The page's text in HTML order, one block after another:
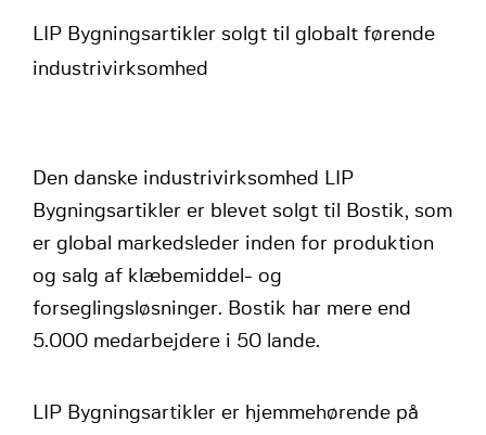
LIP Bygningsartikler solgt til globalt førende
industrivirksomhed
Den danske industrivirksomhed LIP
Bygningsartikler er blevet solgt til Bostik, som
er global markedsleder inden for produktion
og salg af klæbemiddel- og
forseglingsløsninger. Bostik har mere end
5.000 medarbejdere i 50 lande.
LIP Bygningsartikler er hjemmehørende på